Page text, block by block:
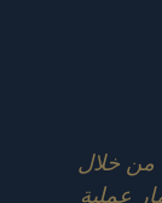
من خلال
عملية